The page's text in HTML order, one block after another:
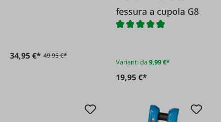
34,95 €* 49,95 €*
fessura a cupola G8
Varianti da9,99 €*
19,95 €*